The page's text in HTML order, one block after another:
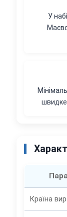
У
швидке
Країна